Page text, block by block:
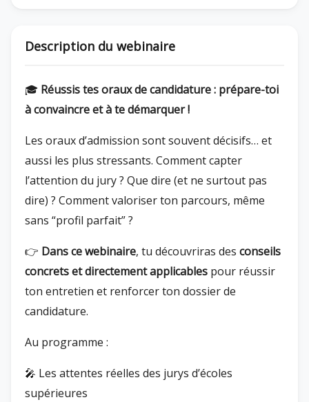
Description du webinaire
🎓 Réussis tes oraux de candidature : prépare-toi
à convaincre et à te démarquer !
Les oraux d’admission sont souvent décisifs… et
aussi les plus stressants. Comment capter
l’attention du jury ? Que dire (et ne surtout pas
dire) ? Comment valoriser ton parcours, même
sans “profil parfait” ?
👉 Dans ce webinaire, tu découvriras des conseils
concrets et directement applicables pour réussir
ton entretien et renforcer ton dossier de
candidature.
Au programme :
🎤 Les attentes réelles des jurys d’écoles
supérieures